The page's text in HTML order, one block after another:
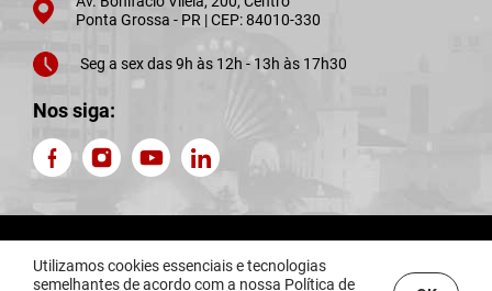
Utilizamos cookies essenciais e tecnologias
semelhantes de acordo com a nossa Política de
Ponta Grossa - PR | CEP: 84010-330
Seg a sex das 9h às 12h - 13h às 17h30
Nos siga:
Confira nossaPolítica de Privacidade.